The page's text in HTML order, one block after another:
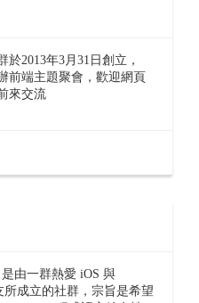
於2013年3月31日創立，
前端主題聚會，歡迎網頁
來交流
由一群熱愛 iOS 與
所成立的社群，宗旨是希望